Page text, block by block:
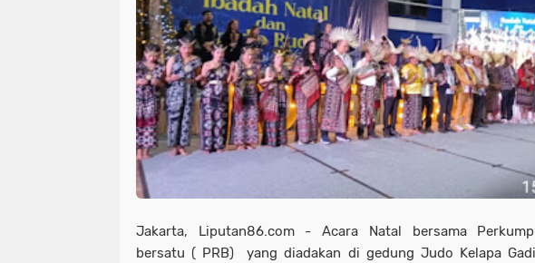
Jakarta, Liputan86.com - Acara Natal bersama
bersatu ( PRB) yang diadakan di gedung Judo Kelapa